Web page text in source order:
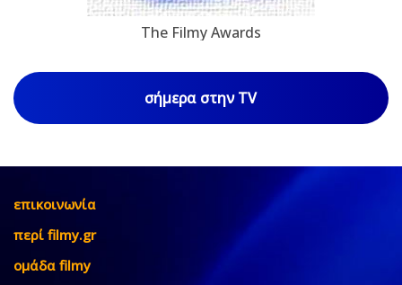
The Filmy Awards
σήμερα στην TV
επικοινωνία
περί filmy.gr
ομάδα filmy